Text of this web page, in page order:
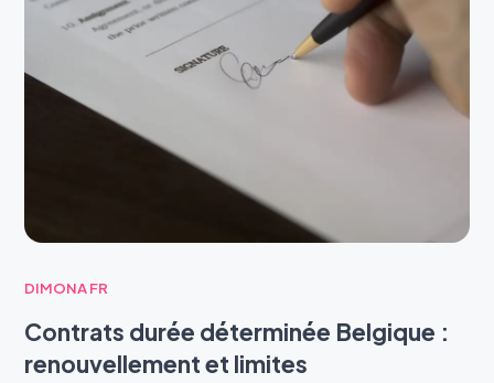
DIMONA FR
Contrats durée déterminée Belgique :
renouvellement et limites